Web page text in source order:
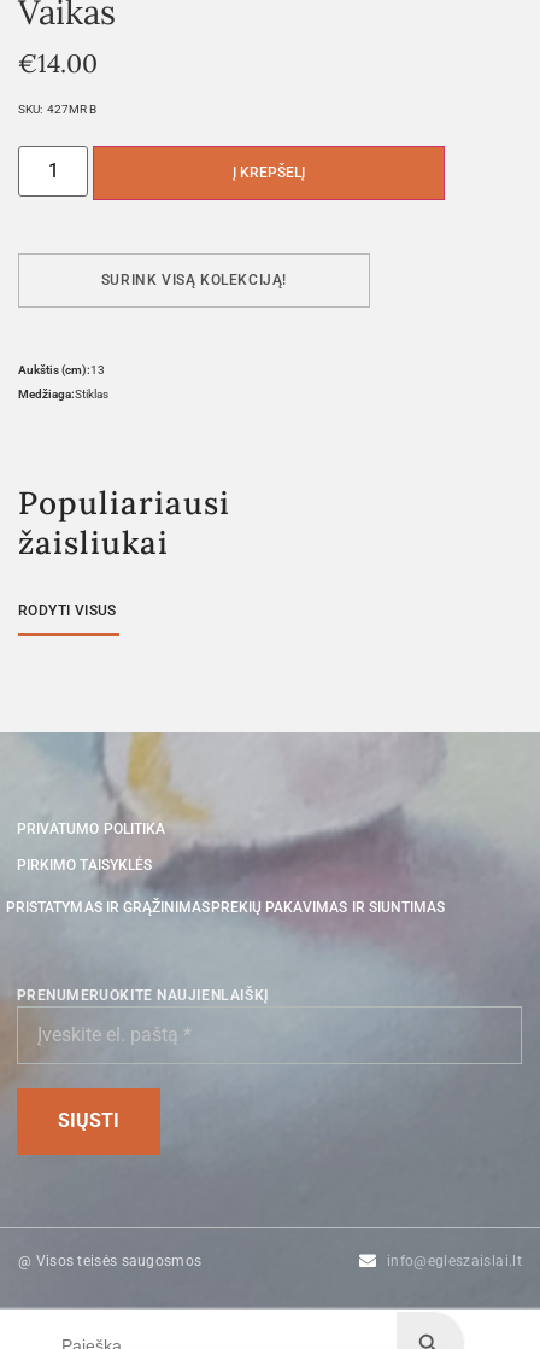
Vaikas
€14.00
SKU: 427MR B
Į KREPŠELĮ
SURINK VISĄ KOLEKCIJĄ!
Aukštis (cm):13
Medžiaga:Stiklas
Populiariausi
žaisliukai
RODYTI VISUS
PRIVATUMO POLITIKA
PIRKIMO TAISYKLĖS
PRISTATYMAS IR GRĄŽINIMASPREKIŲ PAKAVIMAS IR SIUNTIMAS
PRENUMERUOKITE NAUJIENLAIŠKĮ
@ Visos teisės saugosmos info@egleszaislai.lt